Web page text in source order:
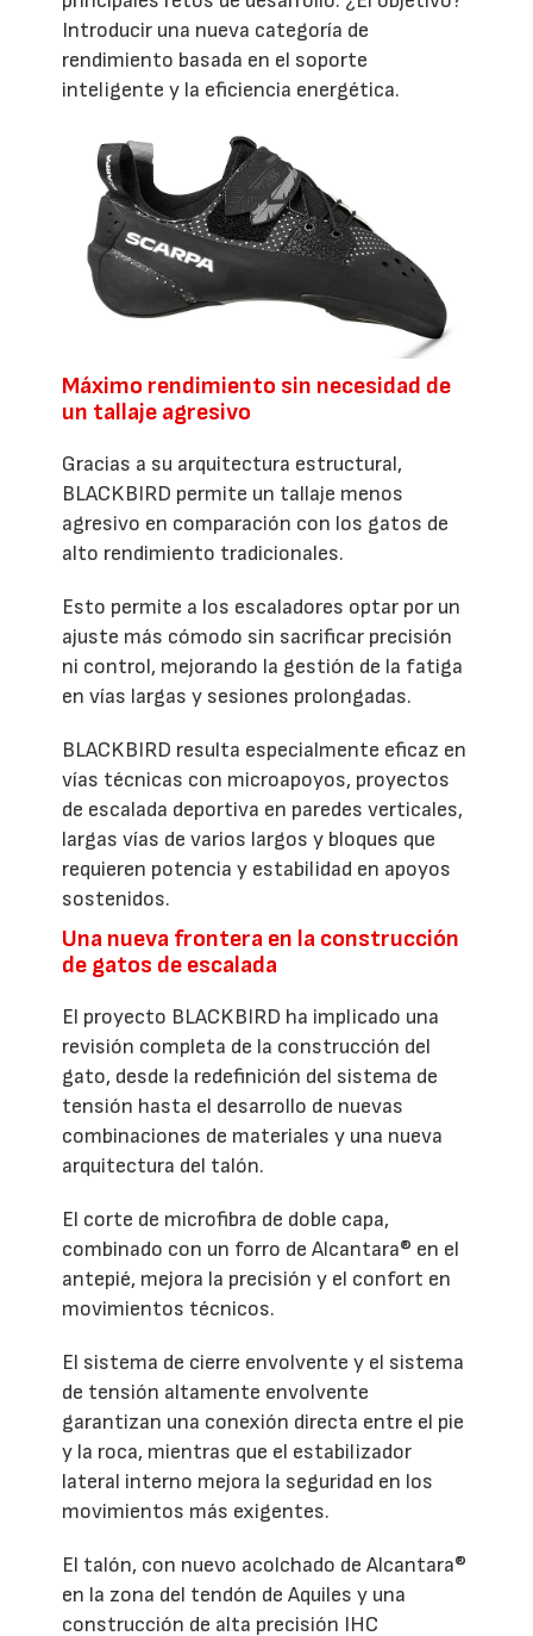
Introducir una nueva categoría de
rendimiento basada en el soporte
inteligente y la eficiencia energética.
Máximo rendimiento sin necesidad de
un tallaje agresivo
Gracias a su arquitectura estructural,
BLACKBIRD permite un tallaje menos
agresivo en comparación con los gatos de
alto rendimiento tradicionales.
Esto permite a los escaladores optar por un
ajuste más cómodo sin sacrificar precisión
ni control, mejorando la gestión de la fatiga
en vías largas y sesiones prolongadas.
BLACKBIRD resulta especialmente eficaz en
vías técnicas con microapoyos, proyectos
de escalada deportiva en paredes verticales,
largas vías de varios largos y bloques que
requieren potencia y estabilidad en apoyos
sostenidos.
Una nueva frontera en la construcción
de gatos de escalada
El proyecto BLACKBIRD ha implicado una
revisión completa de la construcción del
gato, desde la redefinición del sistema de
tensión hasta el desarrollo de nuevas
combinaciones de materiales y una nueva
arquitectura del talón.
El corte de microfibra de doble capa,
combinado con un forro de Alcantara® en el
antepié, mejora la precisión y el confort en
movimientos técnicos.
El sistema de cierre envolvente y el sistema
de tensión altamente envolvente
garantizan una conexión directa entre el pie
y la roca, mientras que el estabilizador
lateral interno mejora la seguridad en los
movimientos más exigentes.
El talón, con nuevo acolchado de Alcantara®
en la zona del tendón de Aquiles y una
construcción de alta precisión IHC